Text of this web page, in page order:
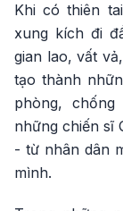
Khi có thiên
xung kích đi
gian lao, vất
tạo thành
phòng,
những chiến sĩ
- từ nhân dân
mình.